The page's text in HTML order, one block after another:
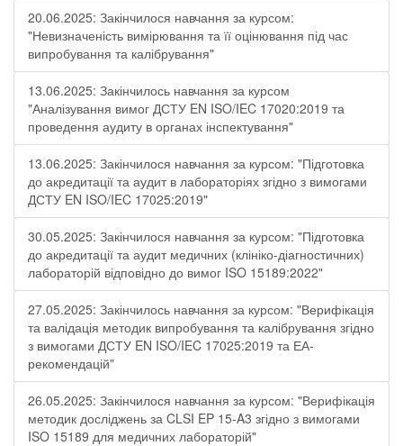
20.06.2025: Закінчилося навчання за курсом:
"Невизначеність вимірювання та її оцінювання під час
випробування та калібрування"
13.06.2025: Закінчилось навчання за курсом
"Аналізування вимог ДСТУ EN ISO/IEC 17020:2019 та
проведення аудиту в органах інспектування"
13.06.2025: Закінчилося навчання за курсом: "Підготовка
до акредитації та аудит в лабораторіях згідно з вимогами
ДСТУ EN ISO/IEC 17025:2019"
30.05.2025: Закінчилося навчання за курсом: "Підготовка
до акредитації та аудит медичних (клініко-діагностичних)
лабораторій відповідно до вимог ISO 15189:2022"
27.05.2025: Закінчилось навчання за курсом: "Верифікація
та валідація методик випробування та калібрування згідно
з вимогами ДСТУ EN ISO/IEC 17025:2019 та ЕА-
рекомендацій"
26.05.2025: Закінчилося навчання за курсом: "Верифікація
методик досліджень за CLSI EP 15-A3 згідно з вимогами
ISO 15189 для медичних лабораторій"